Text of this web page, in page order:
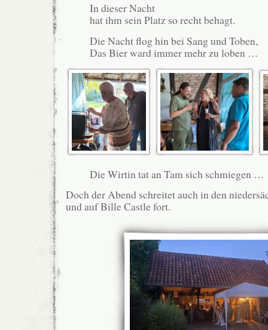
In dieser Nacht
hat ihm sein Platz so recht behagt.
Die Nacht flog hin bei Sang und Toben,
Das Bier ward immer mehr zu loben …
Die Wirtin tat an Tam sich schmiegen …
Doch der Abend schreitet auch in den
und auf Bille Castle fort.